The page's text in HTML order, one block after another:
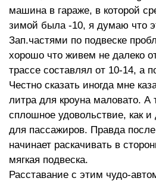
машина в гараже, в которой
зимой была -10, я думаю что
Зап.частями по подвеске
хорошо что живем не далеко
трассе составлял от 10-14, а
Честно сказать иногда мне
литра для кроуна маловато. А
сплошное удовольствие, как и
для пассажиров. Правда
начинает раскачивать в
мягкая подвеска.
Расставание с этим чудо-